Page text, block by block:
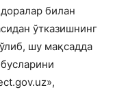
билан
ўтказишнинг
шу мақсадда